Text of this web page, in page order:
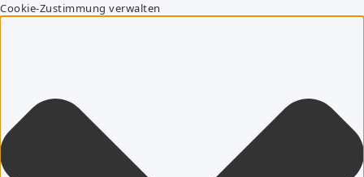
Cookie-Zustimmung verwalten